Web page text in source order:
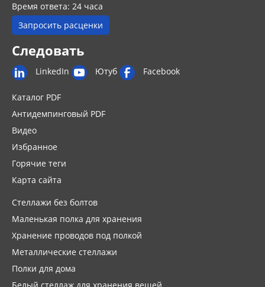
Время ответа: 24 часа
Запросить расценки
Следовать
LinkedIn Ютуб Facebook
Каталог PDF
Антидемпинговый PDF
Видео
Избранное
Горячие теги
Карта сайта
Стеллажи без болтов
Маленькая полка для хранения
Хранение проводов под полкой
Металлические стеллажи
Полки для дома